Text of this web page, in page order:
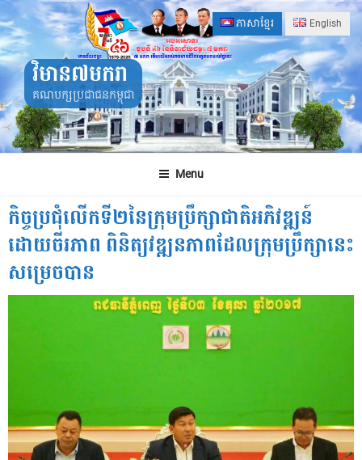
Skip
to
content
ភាសាខ្មែរ English
វិមាន៧មករា
គណបក្សប្រជាជនកម្ពុជា
Menu
កិច្ចប្រជុំលើកទី២នៃក្រុមប្រឹក្សាជាតិអភិវឌ្ឍន៍
ដោយចីរភាព ពិនិត្យវឌ្ឍនភាពដែលក្រុមប្រឹក្សានេះ
សម្រេចបាន